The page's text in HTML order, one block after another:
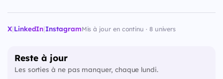
X|LinkedIn|InstagramMis à jour en continu · 8 univers
Reste à jour
Les sorties à ne pas manquer, chaque lundi.